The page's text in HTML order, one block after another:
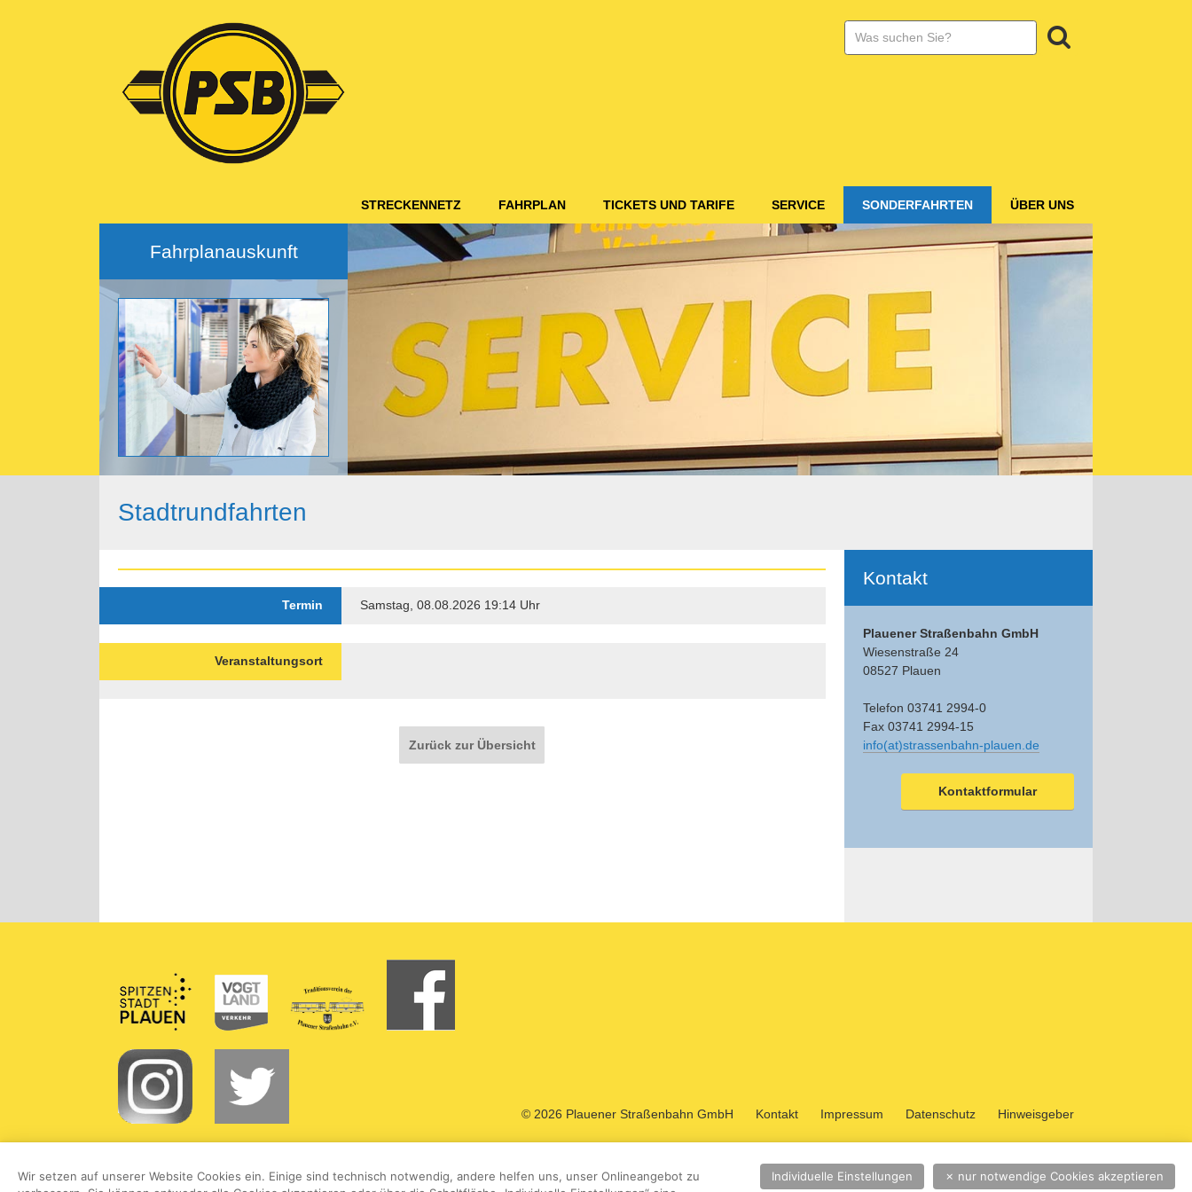
STRECKENNETZ FAHRPLAN TICKETS UND TARIFE SERVICE SONDERFAHRTEN ÜBER UNS
Fahrplanauskunft
Stadtrundfahrten
Termin Samstag, 08.08.2026 19:14 Uhr
Veranstaltungsort
Zurück zur Übersicht
Kontakt
Plauener Straßenbahn GmbH
Wiesenstraße 24
08527 Plauen
Telefon 03741 2994-0
Fax 03741 2994-15
info(at)strassenbahn-plauen.de
Kontaktformular
© 2026 Plauener Straßenbahn GmbH Kontakt Impressum Datenschutz Hinweisgeber
Wir setzen auf unserer Website Cookies ein. Einige sind technisch notwendig, andere helfen uns, unser Onlineangebot zu
Individuelle Einstellungen ✗ nur notwendige Cookies akzeptieren